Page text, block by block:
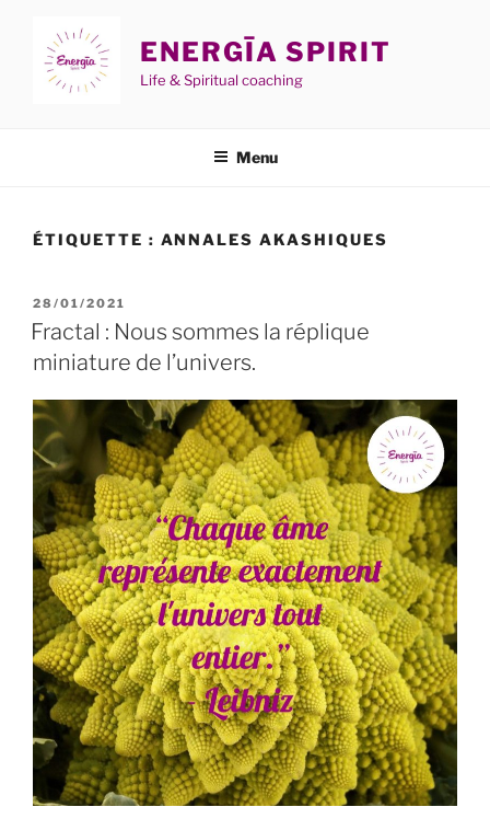
contenu
principal
ENERGĪA SPIRIT
Life & Spiritual coaching
Menu
ÉTIQUETTE : ANNALES AKASHIQUES
PUBLIÉ
LE
28/01/2021
Fractal : Nous sommes la réplique
miniature de l’univers.